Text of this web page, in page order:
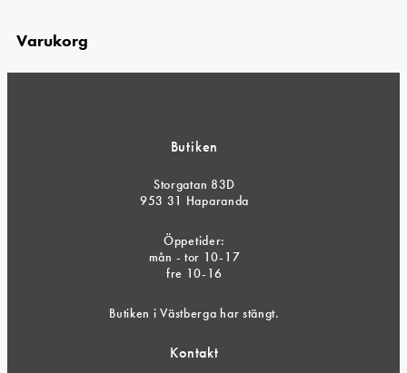
Varukorg
Butiken
Storgatan 83D
953 31 Haparanda
Öppetider:
mån - tor 10-17
fre 10-16
Butiken i Västberga har stängt.
Kontakt